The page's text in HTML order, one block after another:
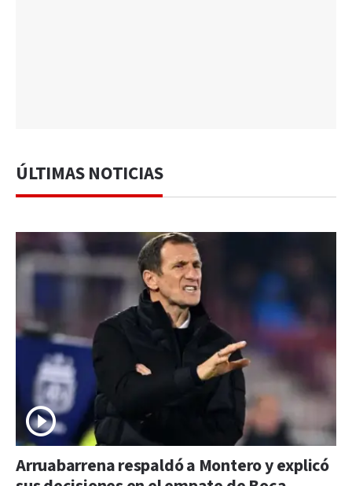
ÚLTIMAS NOTICIAS
Arruabarrena respaldó a Montero y explicó